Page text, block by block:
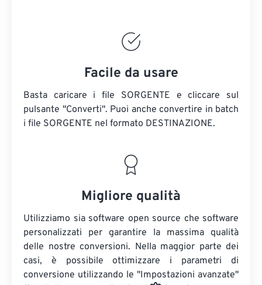
Facile da usare
Basta caricare i file SORGENTE e cliccare sul
pulsante "Converti". Puoi anche convertire in batch
i file SORGENTE nel formato DESTINAZIONE.
Migliore qualità
Utilizziamo sia software open source che software
personalizzati per garantire la massima qualità
delle nostre conversioni. Nella maggior parte dei
casi, è possibile ottimizzare i parametri di
conversione utilizzando le "Impostazioni avanzate"